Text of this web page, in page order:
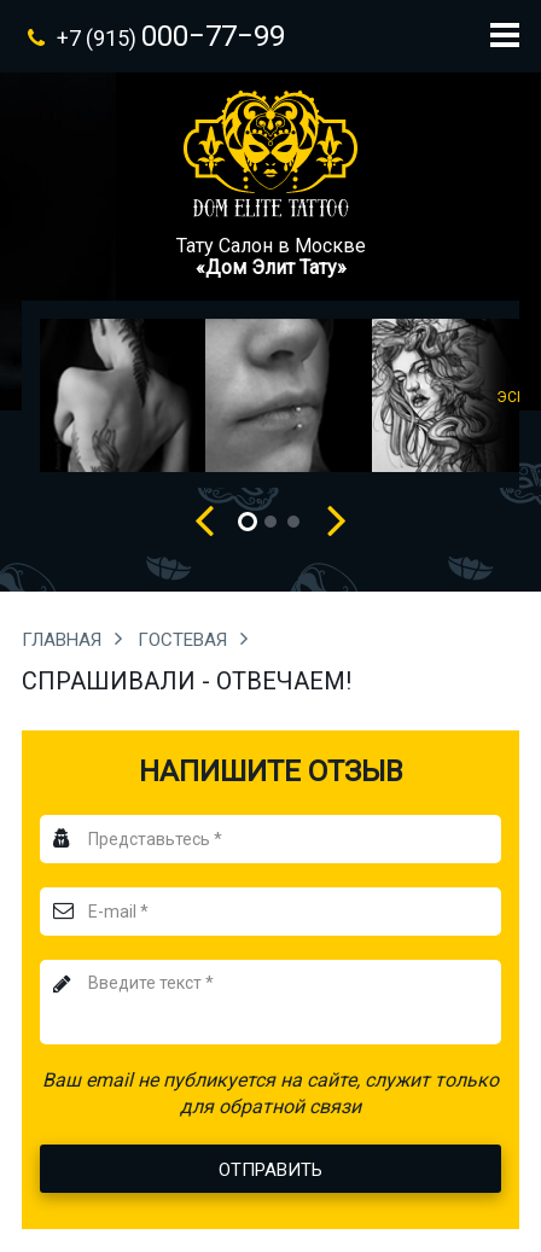
+7 (915) 000−77−99
Тату Салон в Москве
«Дом Элит Тату»
ПОРТФОЛИО ПИРСИНГ
ГЛАВНАЯ ГОСТЕВАЯ
СПРАШИВАЛИ - ОТВЕЧАЕМ!
НАПИШИТЕ ОТЗЫВ
Антиспам
удалять!
Ваш email не публикуется на сайте, служит только
для обратной связи
ОТПРАВИТЬ